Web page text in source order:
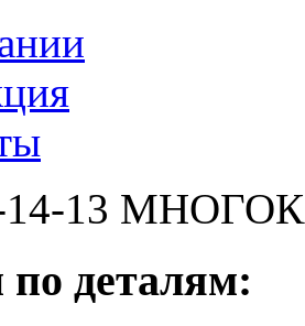
13
по деталям: